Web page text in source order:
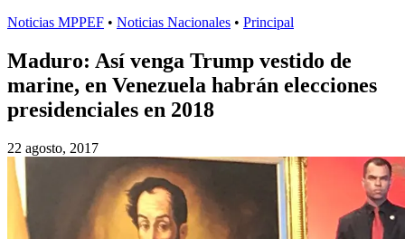
Noticias MPPEF • Noticias Nacionales • Principal
Maduro: Así venga Trump vestido de
marine, en Venezuela habrán elecciones
presidenciales en 2018
22 agosto, 2017